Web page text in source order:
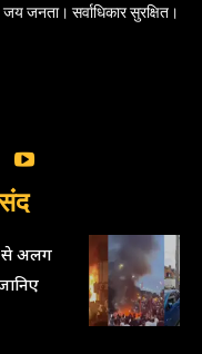
जनता। सर्वाधिकार सुरक्षित।
से अलग